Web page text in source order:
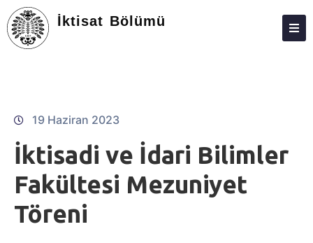
İktisat Bölümü
KIŞILER
LISANS
LISANSÜSTÜ
19 Haziran 2023
İktisadi ve İdari Bilimler
Fakültesi Mezuniyet
Töreni